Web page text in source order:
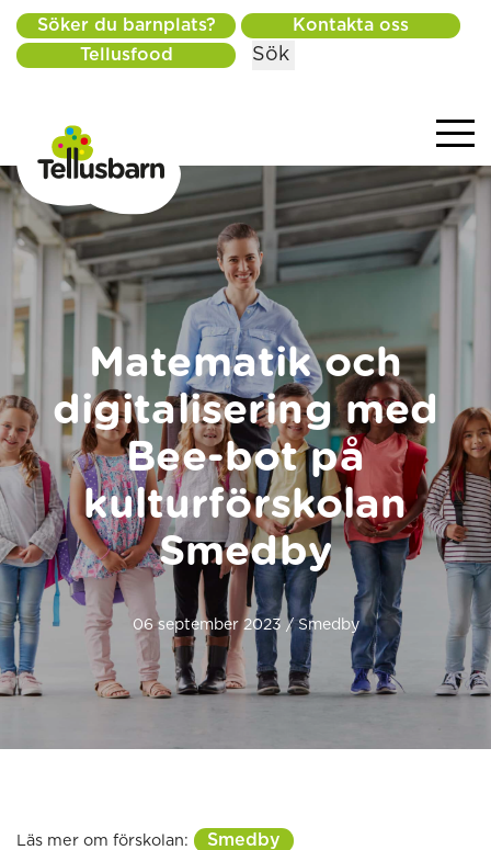
Söker du barnplats?
Kontakta oss
Tellusfood
Sök
Matematik och
digitalisering med
Bee-bot på
kulturförskolan
Smedby
06 september 2023 / Smedby
Läs mer om förskolan: Smedby